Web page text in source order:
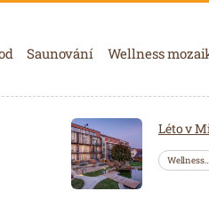
Saunování Wellness
Léto v
Wellness…